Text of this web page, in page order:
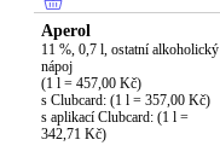
Aperol
11 %, 0,7 l, ostatní alkoholický
nápoj
(1 l = 457,00 Kč)
s Clubcard: (1 l = 357,00 Kč)
s aplikací Clubcard: (1 l =
342,71 Kč)